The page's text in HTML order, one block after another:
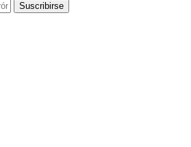
Suscribirse